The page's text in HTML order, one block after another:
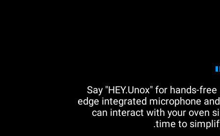
Say "HEY.Unox" for hands-
edge integrated microphone
can interact with your oven
time to